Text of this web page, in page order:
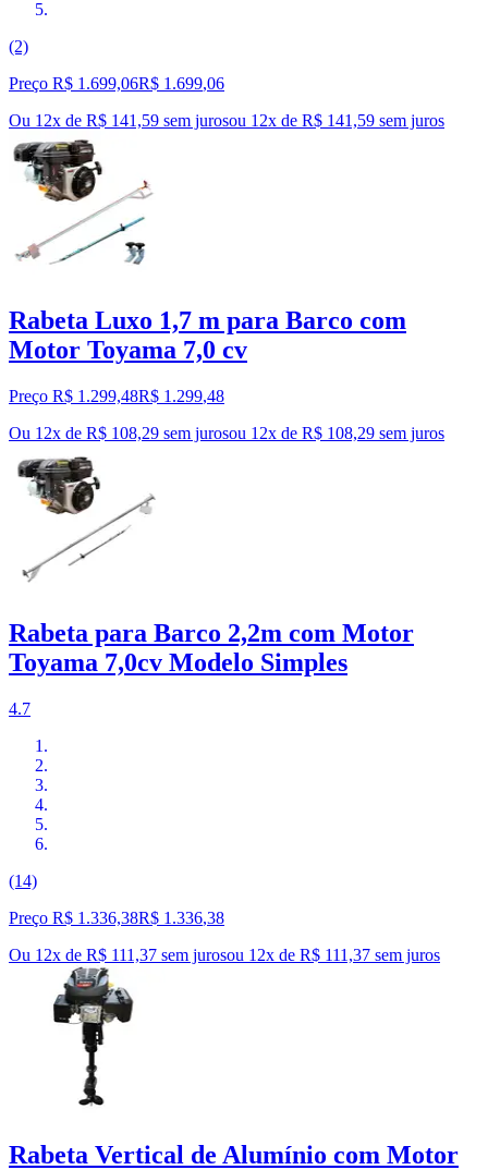
(2)
Preço R$ 1.699,06R$ 1.699,06
Ou 12x de R$ 141,59 sem jurosou 12x de R$ 141,59 sem juros
Rabeta Luxo 1,7 m para Barco com
Motor Toyama 7,0 cv
Preço R$ 1.299,48R$ 1.299,48
Ou 12x de R$ 108,29 sem jurosou 12x de R$ 108,29 sem juros
Rabeta para Barco 2,2m com Motor
Toyama 7,0cv Modelo Simples
4.7
(14)
Preço R$ 1.336,38R$ 1.336,38
Ou 12x de R$ 111,37 sem jurosou 12x de R$ 111,37 sem juros
Rabeta Vertical de Alumínio com Motor